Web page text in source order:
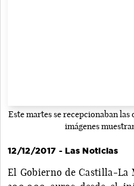
Este martes se recepcionaban
imágenes
12/12/2017 - Las Noticias
El Gobierno de Castilla-La